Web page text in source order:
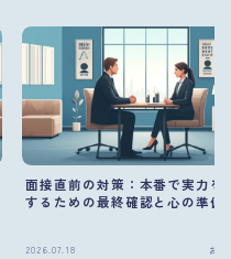
面接直前の対策：本番で実力を
するための最終確認と心の準備
2026.07.18 お